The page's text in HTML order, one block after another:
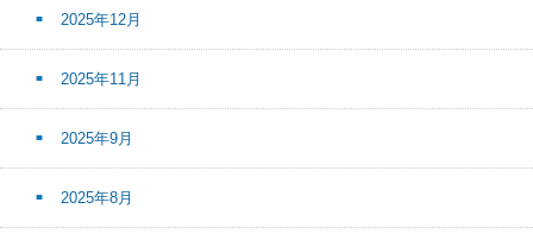
2025年12月
2025年11月
2025年9月
2025年8月